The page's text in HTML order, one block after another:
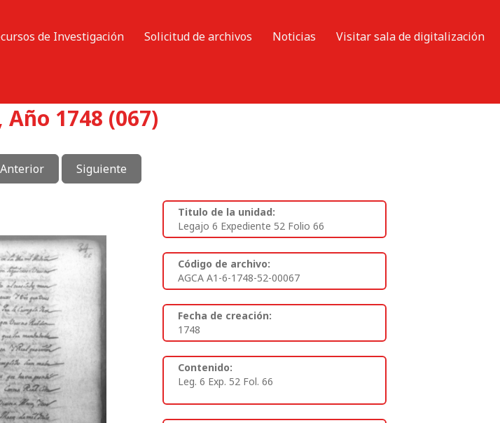
de Investigación Solicitud de archivos Noticias
Visitar sala de digitalización
1748 (067)
Anterior Siguiente
Titulo de la unidad:
Legajo 6 Expediente 52 Folio 66
Código de archivo:
AGCA A1-6-1748-52-00067
Fecha de creación:
1748
Contenido:
Leg. 6 Exp. 52 Fol. 66